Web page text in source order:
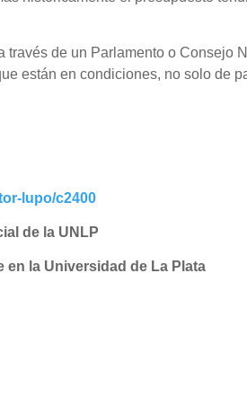
través de un Parlamento o Consejo
están en condiciones, no solo de
lupo/c2400
de la UNLP
en la Universidad de La Plata